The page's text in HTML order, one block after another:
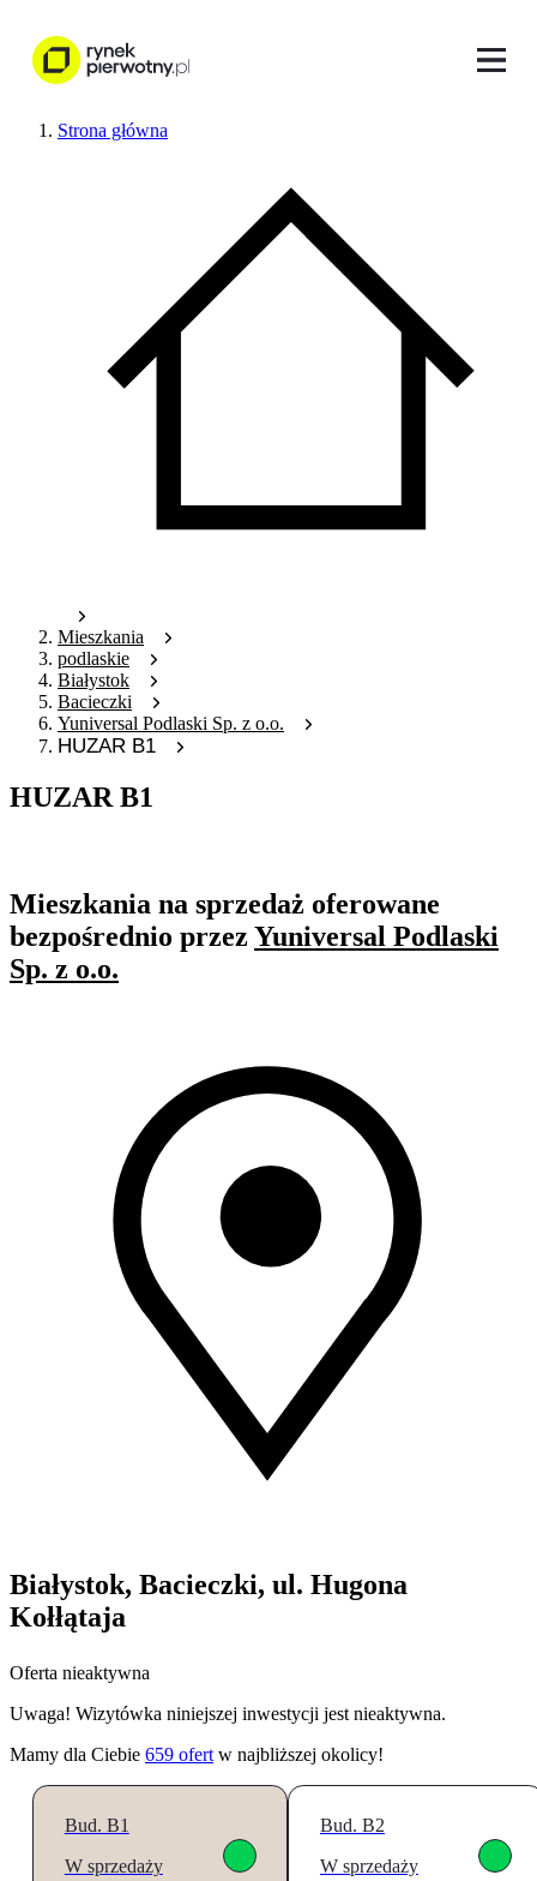
Strona główna
Mieszkania
podlaskie
Białystok
Bacieczki
Yuniversal Podlaski Sp. z o.o.
HUZAR B1
HUZAR B1
Mieszkania na sprzedaż oferowane
bezpośrednio przez Yuniversal Podlaski
Sp. z o.o.
Białystok, Bacieczki, ul. Hugona
Kołłątaja
Oferta nieaktywna
Uwaga! Wizytówka niniejszej inwestycji jest nieaktywna.
Mamy dla Ciebie 659 ofert w najbliższej okolicy!
Bud. B1
W sprzedaży
Bud. B2
W sprzedaży